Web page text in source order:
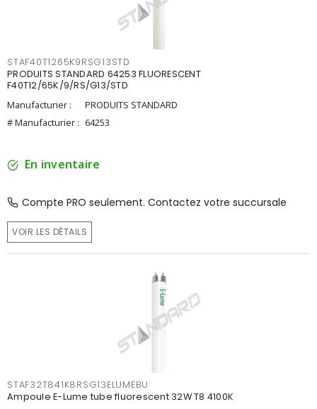
STAF40T1265K9RSG13STD
PRODUITS STANDARD 64253 FLUORESCENT
F40T12/65K/9/RS/G13/STD
Manufacturier :
PRODUITS STANDARD
# Manufacturier : 64253
En inventaire
Compte PRO seulement. Contactez votre succursale
VOIR LES DÉTAILS
STAF32T841K8RSG13ELUMEBU
Ampoule E-Lume tube fluorescent 32W T8 4100K